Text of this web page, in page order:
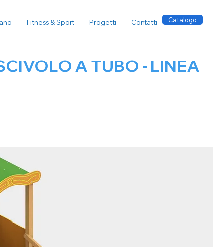
Catalogo
Fitness & Sport Progetti Contatti
A TUBO - LINEA